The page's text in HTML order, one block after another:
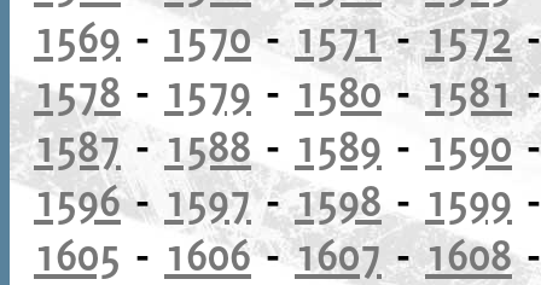
1569 - 1570-1571-1572
1578 - 1579 - 1580-1581
1587- 1588 - 1589 - 1590
1596- 1597-1598- 1599
1605 - 1606-1607-1608